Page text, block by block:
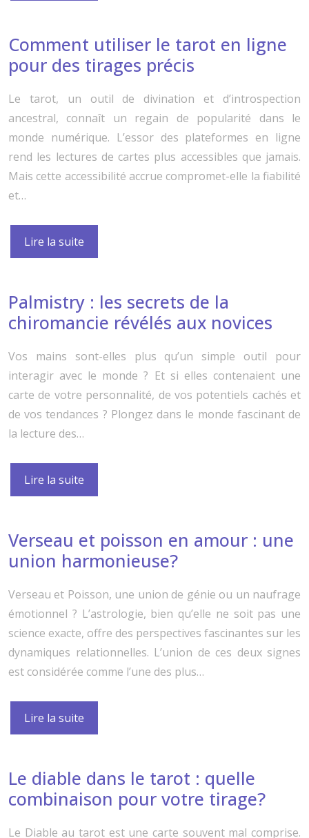
Comment utiliser le tarot en ligne
pour des tirages précis
Le tarot, un outil de divination et d’introspection
ancestral, connaît un regain de popularité dans le
monde numérique. L’essor des plateformes en ligne
rend les lectures de cartes plus accessibles que jamais.
Mais cette accessibilité accrue compromet-elle la fiabilité
et…
Lire la suite
Palmistry : les secrets de la
chiromancie révélés aux novices
Vos mains sont-elles plus qu’un simple outil pour
interagir avec le monde ? Et si elles contenaient une
carte de votre personnalité, de vos potentiels cachés et
de vos tendances ? Plongez dans le monde fascinant de
la lecture des…
Lire la suite
Verseau et poisson en amour : une
union harmonieuse?
Verseau et Poisson, une union de génie ou un naufrage
émotionnel ? L’astrologie, bien qu’elle ne soit pas une
science exacte, offre des perspectives fascinantes sur les
dynamiques relationnelles. L’union de ces deux signes
est considérée comme l’une des plus…
Lire la suite
Le diable dans le tarot : quelle
combinaison pour votre tirage?
Le Diable au tarot est une carte souvent mal comprise.